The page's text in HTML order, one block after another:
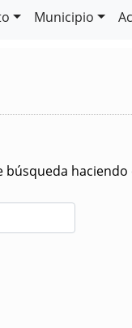
Municipio
búsqueda haciendo